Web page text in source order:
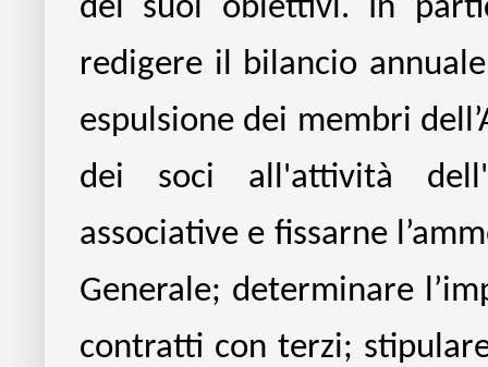
dei suoi obiettivi. In
redigere il bilancio
espulsione dei membri
dei soci all'attività
associative e fissarne
Generale; determinare
contratti con terzi;